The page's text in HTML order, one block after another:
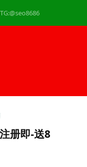
册即-送8